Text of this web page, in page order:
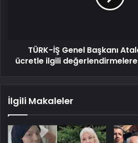
TÜRK-İŞ Genel Başkanı
ücretle ilgili değerlendirmelere
İlgili Makaleler